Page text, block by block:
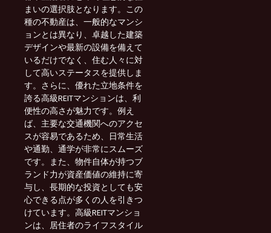
まいの選択肢となります。この
種の不動産は、一般的なマンシ
ョンとは異なり、卓越した建築
デザインや最新の設備を備えて
いるだけでなく、住む人々に対
して高いステータスを提供しま
す。さらに、優れた立地条件を
誇る高級REITマンションは、利
便性の高さが魅力です。例え
ば、主要な交通機関へのアクセ
スが容易であるため、日常生活
や通勤、通学が非常にスムーズ
です。また、物件自体が持つブ
ランド力が資産価値の維持に寄
与し、長期的な投資としても安
心できる点が多くの人を引きつ
けています。高級REITマンショ
ンは、居住者のライフスタイル